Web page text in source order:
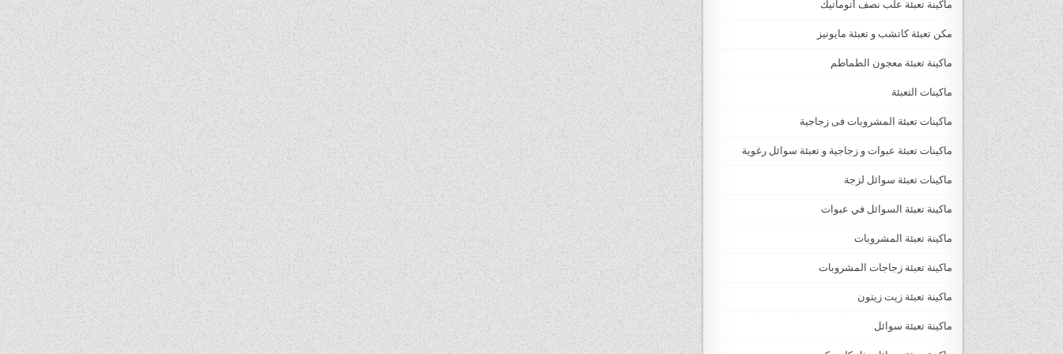
ماكينة تعبئة علب نصف أتوماتيك
مكن تعبئة كاتشب و تعبئة مايونيز
ماكينة تعبئة معجون الطماطم
ماكينات التعبئة
ماكينات تعبئة المشروبات فى زجاجية
ماكينات تعبئة عبوات و زجاجية و تعبئة سوائل رغوية
ماكينات تعبئة سوائل لزجة
‏‏‏ماكينة تعبئة السوائل في عبوات
ماكينة تعبئة المشروبات
ماكينة تعبئة زجاجات المشروبات
ماكينة تعبئة زيت زيتون
ماكينة تعبئة سوائل